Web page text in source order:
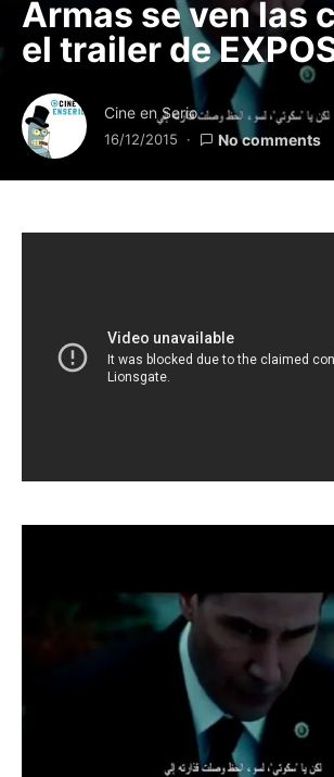
Armas se ven las
el trailer de
Cine en Serio
16/12/2015 No comments